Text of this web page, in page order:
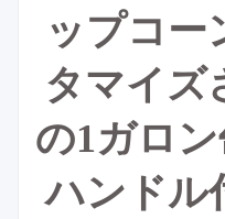
ップコー
タマイズ
の1ガロ
ハンドル